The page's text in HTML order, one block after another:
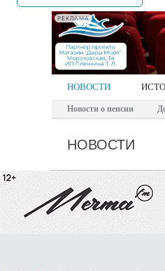
РЕКЛАМА
НОВОСТИ
Новости о пенсии
НОВОСТИ